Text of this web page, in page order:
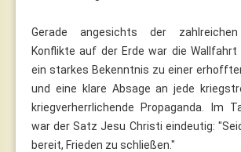
Gerade angesichts der
Konflikte auf der Erde war die Wallfahrt
ein starkes Bekenntnis zu einer
und eine klare Absage an jede
kriegverherrlichende Propaganda. Im
war der Satz Jesu Christi eindeutig:
bereit, Frieden zu schließen."